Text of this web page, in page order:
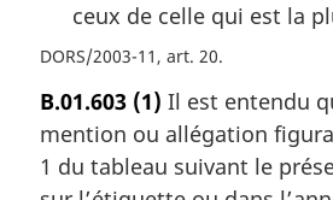
ceux de celle qui est la
DORS/2003-11, art. 20
B.01.603 (1) Il est entendu
mention ou allégation
1 du tableau suivant le